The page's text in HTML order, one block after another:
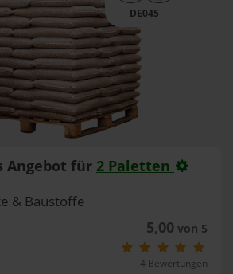
DE045
Angebot für 2 Paletten
& Baustoffe
5,00 von 5
4 Bewertungen